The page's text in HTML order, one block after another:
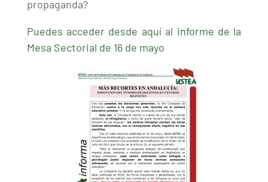
propaganda?
Puedes acceder desde aquí al informe de la
Mesa Sectorial de 16 de mayo